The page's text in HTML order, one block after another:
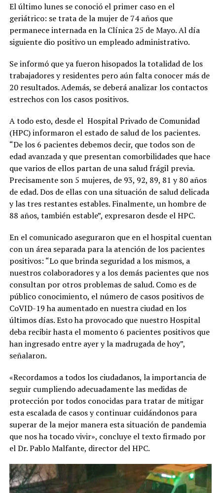
El último lunes se conoció el primer caso en el
geriátrico: se trata de la mujer de 74 años que
permanece internada en la Clínica 25 de Mayo. Al día
siguiente dio positivo un empleado administrativo.
Se informó que ya fueron hisopados la totalidad de los
trabajadores y residentes pero aún falta conocer más de
20 resultados. Además, se deberá analizar los contactos
estrechos con los casos positivos.
A todo esto, desde el Hospital Privado de Comunidad
(HPC) informaron el estado de salud de los pacientes.
“De los 6 pacientes debemos decir, que todos son de
edad avanzada y que presentan comorbilidades que hace
que varios de ellos partan de una salud frágil previa.
Precisamente son 5 mujeres, de 93, 92, 89, 81 y 80 años
de edad. Dos de ellas con una situación de salud delicada
y las tres restantes estables. Finalmente, un hombre de
88 años, también estable”, expresaron desde el HPC.
En el comunicado aseguraron que en el hospital cuentan
con un área separada para la atención de los pacientes
positivos: “Lo que brinda seguridad a los mismos, a
nuestros colaboradores y a los demás pacientes que nos
consultan por otros problemas de salud. Como es de
público conocimiento, el número de casos positivos de
CoVID-19 ha aumentado en nuestra ciudad en los
últimos días. Esto ha provocado que nuestro Hospital
deba recibir hasta el momento 6 pacientes positivos que
han ingresado entre ayer y la madrugada de hoy”,
señalaron.
«Recordamos a todos los ciudadanos, la importancia de
seguir cumpliendo adecuadamente las medidas de
protección por todos conocidas para tratar de mitigar
esta escalada de casos y continuar cuidándonos para
superar de la mejor manera esta situación de pandemia
que nos ha tocado vivir», concluye el texto firmado por
el Dr. Pablo Malfante, director del HPC.